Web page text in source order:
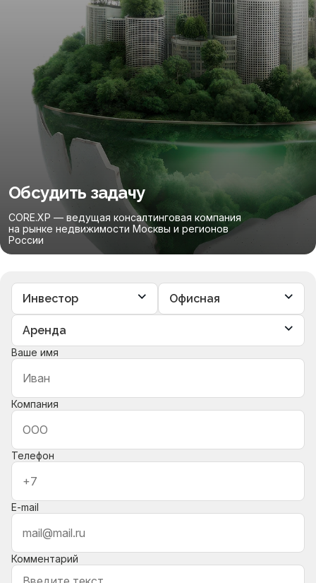
Обсудить задачу
CORE.XP — ведущая консалтинговая компания
на рынке недвижимости Москвы и регионов
России
Ваше имя
Компания
Телефон
E-mail
Комментарий